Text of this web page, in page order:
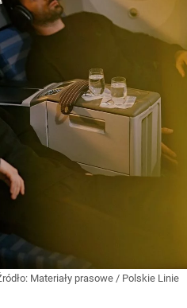
Materiały prasowe / Polskie Linie